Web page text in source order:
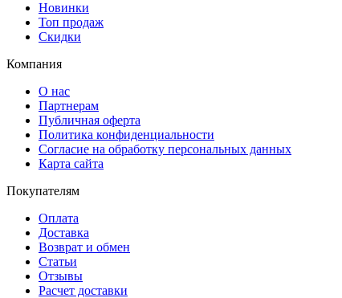
Новинки
Топ продаж
Скидки
Компания
О нас
Партнерам
Публичная оферта
Политика конфиденциальности
Согласие на обработку персональных данных
Карта сайта
Покупателям
Оплата
Доставка
Возврат и обмен
Статьи
Отзывы
Расчет доставки